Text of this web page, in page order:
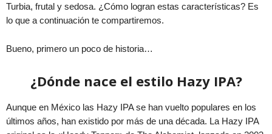
Turbia, frutal y sedosa. ¿Cómo logran estas características? Es
lo que a continuación te compartiremos.
Bueno, primero un poco de historia…
¿Dónde nace el estilo Hazy IPA?
Aunque en México las Hazy IPA se han vuelto populares en los
últimos años, han existido por más de una década. La Hazy IPA